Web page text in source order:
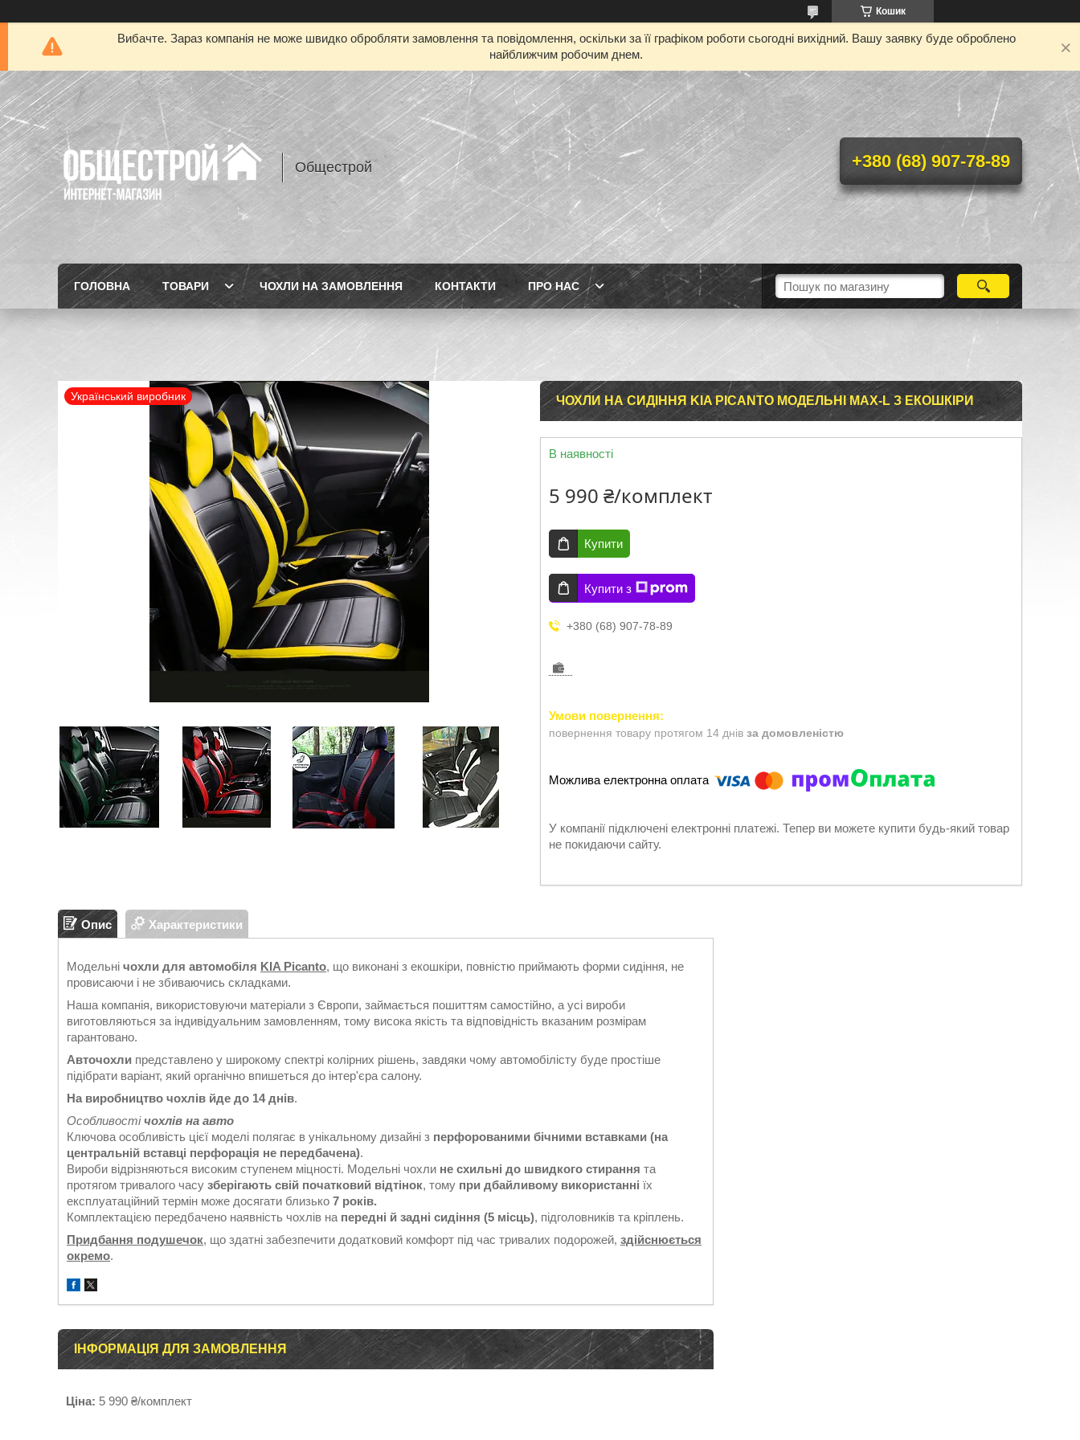
Кошик
Вибачте. Зараз компанія не може швидко обробляти замовлення та повідомлення, оскільки за її графіком роботи сьогодні вихідний. Вашу заявку буде оброблено
найближчим робочим днем.
Общестрой +380 (68) 907-78-89
ГОЛОВНА ТОВАРИ ЧОХЛИ НА ЗАМОВЛЕННЯ КОНТАКТИ ПРО НАС
Український виробник ЧОХЛИ НА СИДІННЯ KIA PICANTO МОДЕЛЬНІ MAX-L З ЕКОШКІРИ
В наявності
5 990 ₴/комплект
Купити
Купити з
+380 (68) 907-78-89
повернення товару протягом 14 днів за домовленістю
У компанії підключені електронні платежі. Тепер ви можете купити будь-який товар
не покидаючи сайту.
Опис Характеристики
Модельні чохли для автомобіля KIA Picanto, що виконані з екошкіри, повністю приймають форми сидіння, не
провисаючи і не збиваючись складками.
Наша компанія, використовуючи матеріали з Європи, займається пошиттям самостійно, а усі вироби
виготовляються за індивідуальним замовленням, тому висока якість та відповідність вказаним розмірам
гарантовано.
Авточохли представлено у широкому спектрі колірних рішень, завдяки чому автомобілісту буде простіше
підібрати варіант, який органічно впишеться до інтер'єра салону.
На виробництво чохлів йде до 14 днів.
Особливостічохлів на авто
Ключова особливість цієї моделі полягає в унікальному дизайні з перфорованими бічними вставками (на
центральній вставці перфорація не передбачена).
Вироби відрізняються високим ступенем міцності. Модельні чохли не схильні до швидкого стирання та
протягом тривалого часу зберігають свій початковий відтінок, тому при дбайливому використанні їх
експлуатаційний термін може досягати близько 7 років.
Комплектацією передбачено наявність чохлів на передні й задні сидіння (5 місць), підголовників та кріплень.
Придбання подушечок, що здатні забезпечити додатковий комфорт під час тривалих подорожей, здійснюється
окремо.
ІНФОРМАЦІЯ ДЛЯ ЗАМОВЛЕННЯ
Ціна: 5 990 ₴/комплект